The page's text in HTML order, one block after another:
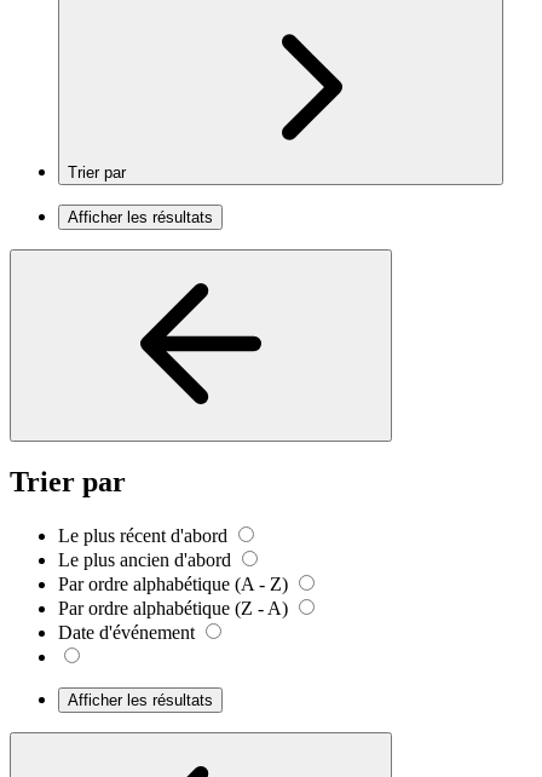
Trier par
Afficher les résultats
Trier par
Le plus récent d'abord
Le plus ancien d'abord
Par ordre alphabétique (A - Z)
Par ordre alphabétique (Z - A)
Date d'événement
Afficher les résultats